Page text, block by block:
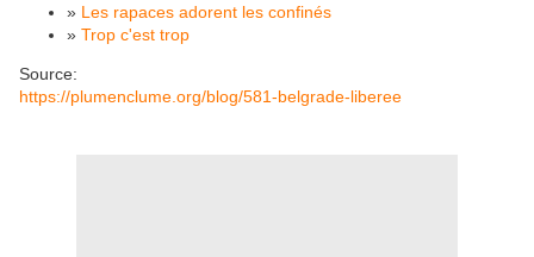
» Les rapaces adorent les confinés
» Trop c'est trop
Source:
https://plumenclume.org/blog/581-belgrade-liberee